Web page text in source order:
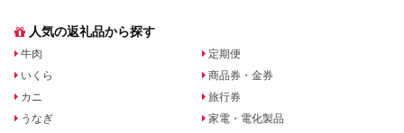
人気の返礼品から探す
牛肉
いくら
カニ
うなぎ
定期便
商品券・金券
旅行券
家電・電化製品